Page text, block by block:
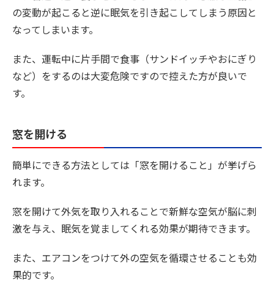
の変動が起こると逆に眠気を引き起こしてしまう原因と
なってしまいます。
また、運転中に片手間で食事（サンドイッチやおにぎり
など）をするのは大変危険ですので控えた方が良いで
す。
窓を開ける
簡単にできる方法としては「窓を開けること」が挙げら
れます。
窓を開けて外気を取り入れることで新鮮な空気が脳に刺
激を与え、眠気を覚ましてくれる効果が期待できます。
また、エアコンをつけて外の空気を循環させることも効
果的です。